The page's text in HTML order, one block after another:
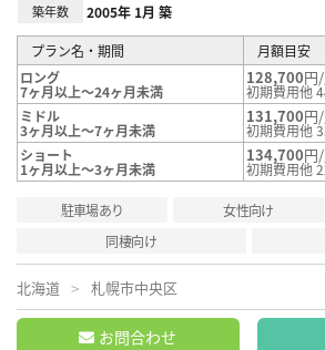
築年数 2005年 1月 築
プラン名・期間
月額目安
ロング
7ヶ月以上～24ヶ月未満
128,700円
初期費用他
ミドル
3ヶ月以上～7ヶ月未満
131,700円
初期費用他
ショート
1ヶ月以上～3ヶ月未満
134,700円
初期費用他
駐車場あり 女性向け
同棲向け
北海道 札幌市中央区
お問合わせ